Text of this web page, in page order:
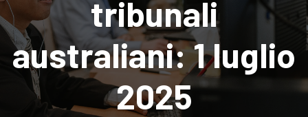
tribunali
australiani: 1 luglio
2025